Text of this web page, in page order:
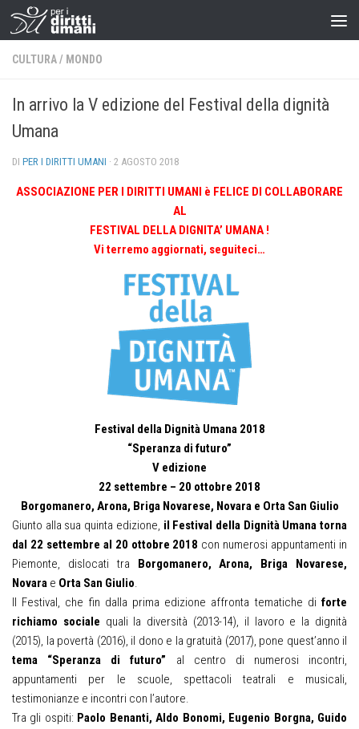
CULTURA/ MONDO
In arrivo la V edizione del Festival della dignità
Umana
DI PER I DIRITTI UMANI · 2 AGOSTO 2018
ASSOCIAZIONE PER I DIRITTI UMANI è FELICE DI COLLABORARE
AL
FESTIVAL DELLA DIGNITA’ UMANA !
Vi terremo aggiornati, seguiteci…
Festival della Dignità Umana 2018
“Speranza di futuro”
V edizione
22 settembre – 20 ottobre 2018
Borgomanero, Arona, Briga Novarese, Novara e Orta San Giulio
Giunto alla sua quinta edizione, il Festival della Dignità Umana torna
dal 22 settembre al 20 ottobre 2018 con numerosi appuntamenti in
Piemonte, dislocati tra Borgomanero, Arona, Briga Novarese,
Novara e Orta San Giulio.
Il Festival, che fin dalla prima edizione affronta tematiche di forte
richiamo sociale quali la diversità (2013-14), il lavoro e la dignità
(2015), la povertà (2016), il dono e la gratuità (2017), pone quest’anno il
tema “Speranza di futuro” al centro di numerosi incontri,
appuntamenti per le scuole, spettacoli teatrali e musicali,
testimonianze e incontri con l’autore.
Tra gli ospiti: Paolo Benanti, Aldo Bonomi, Eugenio Borgna, Guido